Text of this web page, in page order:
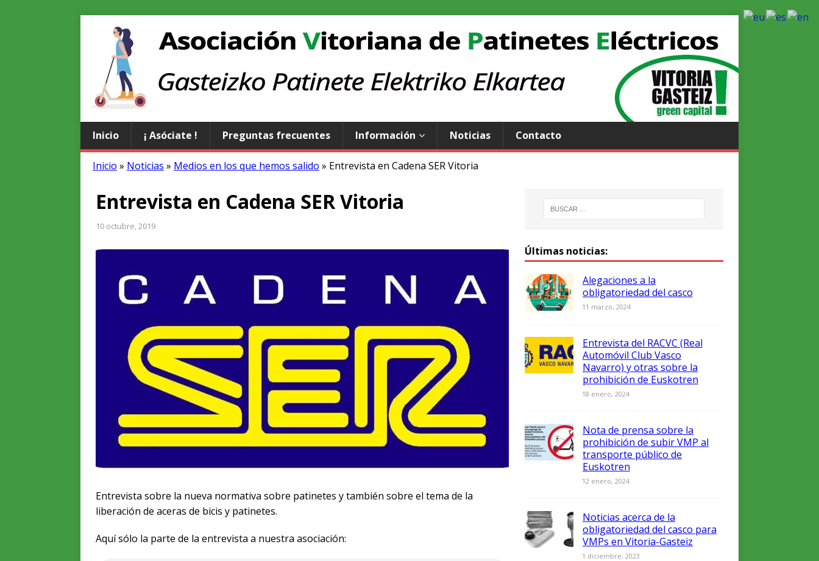
Inicio ¡ Asóciate ! Preguntas frecuentes Información Noticias Contacto
Inicio » Noticias » Medios en los que hemos salido » Entrevista en Cadena SER Vitoria
Entrevista en Cadena SER Vitoria
10 octubre, 2019
Entrevista sobre la nueva normativa sobre patinetes y también sobre el tema de la
liberación de aceras de bicis y patinetes.
Aquí sólo la parte de la entrevista a nuestra asociación:
Últimas noticias:
Alegaciones a la
obligatoriedad del casco
11 marzo, 2024
0
Entrevista del RACVC (Real
Automóvil Club Vasco
Navarro) y otras sobre la
prohibición de Euskotren
18 enero, 2024
Nota de prensa sobre la
prohibición de subir VMP al
transporte público de
Euskotren
12 enero, 2024
Noticias acerca de la
obligatoriedad del casco para
VMPs en Vitoria-Gasteiz
1 diciembre, 2023